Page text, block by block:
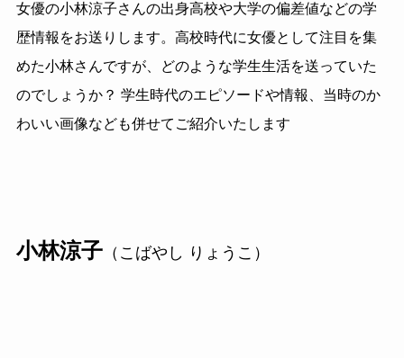
女優の小林涼子さんの出身高校や大学の偏差値などの学
歴情報をお送りします。高校時代に女優として注目を集
めた小林さんですが、どのような学生生活を送っていた
のでしょうか？ 学生時代のエピソードや情報、当時のか
わいい画像なども併せてご紹介いたします
小林涼子（こばやし りょうこ）